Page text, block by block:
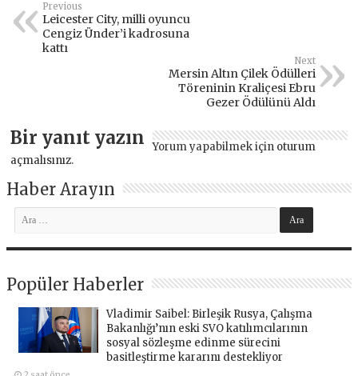
Previous
Leicester City, milli oyuncu
Cengiz Ünder’i kadrosuna
kattı
Next
Mersin Altın Çilek Ödülleri
Töreninin Kraliçesi Ebru
Gezer Ödülünü Aldı
Bir yanıt yazın Yorum yapabilmek için oturum
açmalısınız.
Haber Arayın
Popüler Haberler
Vladimir Saibel: Birleşik Rusya, Çalışma
Bakanlığı’nın eski SVO katılımcılarının
sosyal sözleşme edinme sürecini
basitleştirme kararını destekliyor